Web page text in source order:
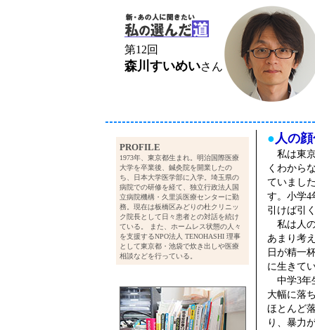
第12回
森川すいめいさん
PROFILE
1973年、東京都生まれ。明治国際医療
大学を卒業後、鍼灸院を開業したの
ち、日本大学医学部に入学。埼玉県の
病院での研修を経て、独立行政法人国
立病院機構・久里浜医療センターに勤
務。現在は板橋区みどりの杜クリニッ
ク院長として日々患者との対話を続け
ている。 また、ホームレス状態の人々
を支援するNPO法人 TENOHASHI 理事
として東京都・池袋で炊き出しや医療
相談などを行っている。
●人の
私は東
くわから
ていまし
す。小学4
引けば引
私は人
あまり考
日が精一
に生きて
中学3年
大幅に落
ほとんど
り、暴力